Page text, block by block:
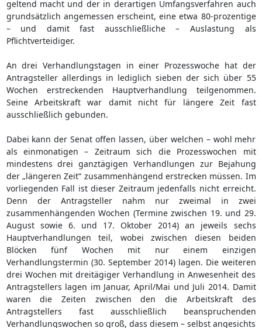
geltend macht und der in derartigen Umfangsverfahren auch
grundsätzlich angemessen erscheint, eine etwa 80-prozentige
– und damit fast ausschließliche – Auslastung als
Pflichtverteidiger.
An drei Verhandlungstagen in einer Prozesswoche hat der
Antragsteller allerdings in lediglich sieben der sich über 55
Wochen erstreckenden Hauptverhandlung teilgenommen.
Seine Arbeitskraft war damit nicht für längere Zeit fast
ausschließlich gebunden.
Dabei kann der Senat offen lassen, über welchen – wohl mehr
als einmonatigen – Zeitraum sich die Prozesswochen mit
mindestens drei ganztägigen Verhandlungen zur Bejahung
der „längeren Zeit“ zusammenhängend erstrecken müssen. Im
vorliegenden Fall ist dieser Zeitraum jedenfalls nicht erreicht.
Denn der Antragsteller nahm nur zweimal in zwei
zusammenhängenden Wochen (Termine zwischen 19. und 29.
August sowie 6. und 17. Oktober 2014) an jeweils sechs
Hauptverhandlungen teil, wobei zwischen diesen beiden
Blöcken fünf Wochen mit nur einem einzigen
Verhandlungstermin (30. September 2014) lagen. Die weiteren
drei Wochen mit dreitägiger Verhandlung in Anwesenheit des
Antragstellers lagen im Januar, April/Mai und Juli 2014. Damit
waren die Zeiten zwischen den die Arbeitskraft des
Antragstellers fast ausschließlich beanspruchenden
Verhandlungswochen so groß, dass diesem – selbst angesichts